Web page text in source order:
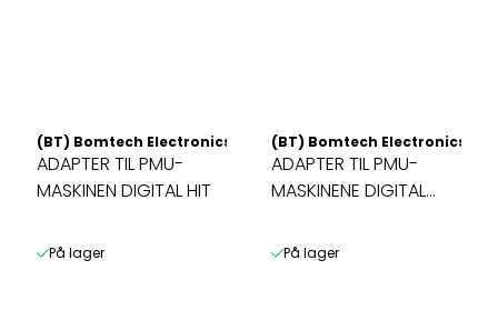
(BT) Bomtech Electronics CO. LTD
ADAPTER TIL PMU-
MASKINEN DIGITAL HIT
På lager
(BT) Bomtech Electronics CO.
ADAPTER TIL PMU-
MASKINENE DIGITAL
På lager